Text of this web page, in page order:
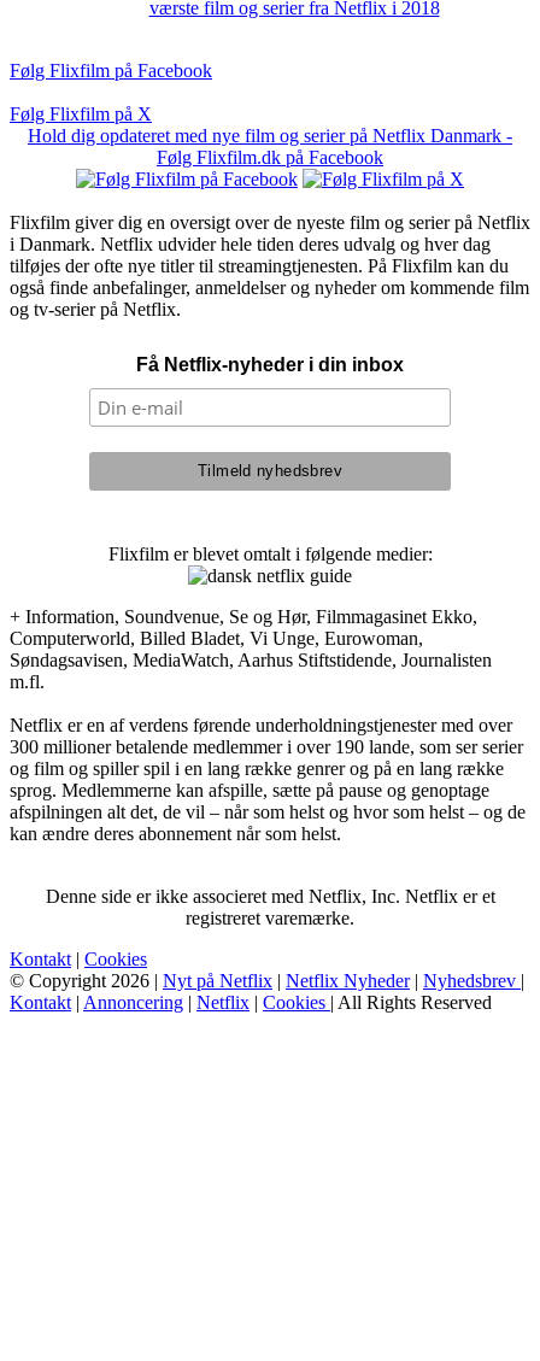
værste film og serier fra Netflix i 2018
Følg Flixfilm på Facebook
Følg Flixfilm på X
Hold dig opdateret med nye film og serier på Netflix Danmark -
Følg Flixfilm.dk på Facebook
Flixfilm giver dig en oversigt over de nyeste film og serier på Netflix
i Danmark. Netflix udvider hele tiden deres udvalg og hver dag
tilføjes der ofte nye titler til streamingtjenesten. På Flixfilm kan du
også finde anbefalinger, anmeldelser og nyheder om kommende film
og tv-serier på Netflix.
Få Netflix-nyheder i din inbox
Flixfilm er blevet omtalt i følgende medier:
+ Information, Soundvenue, Se og Hør, Filmmagasinet Ekko,
Computerworld, Billed Bladet, Vi Unge, Eurowoman,
Søndagsavisen, MediaWatch, Aarhus Stiftstidende, Journalisten
m.fl.
Netflix er en af verdens førende underholdningstjenester med over
300 millioner betalende medlemmer i over 190 lande, som ser serier
og film og spiller spil i en lang række genrer og på en lang række
sprog. Medlemmerne kan afspille, sætte på pause og genoptage
afspilningen alt det, de vil – når som helst og hvor som helst – og de
kan ændre deres abonnement når som helst.
Denne side er ikke associeret med Netflix, Inc. Netflix er et
registreret varemærke.
Kontakt | Cookies
© Copyright 2026 | Nyt på Netflix | Netflix Nyheder| Nyhedsbrev |
Kontakt | Annoncering | Netflix | Cookies | All Rights Reserved